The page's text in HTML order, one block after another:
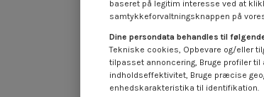
baseret på legitim interesse ved at
samtykkeforvaltningsknappen på
Dine persondata behandles til
Tekniske cookies, Opbevare og/eller
tilpasset annoncering, Bruge profiler
indholdseffektivitet, Bruge præcise
enhedskarakteristika til identifikation.